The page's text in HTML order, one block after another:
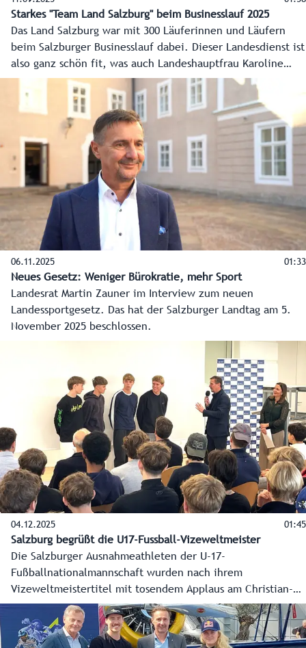
Starkes "Team Land Salzburg" beim Businesslauf 2025
Das Land Salzburg war mit 300 Läuferinnen und Läufern
beim Salzburger Businesslauf dabei. Dieser Landesdienst ist
also ganz schön fit, was auch Landeshauptfrau Karoline
Edtstadler, Landesrat Martin Zauner und Personalleiter Karl
Premißl unterstreichen.
06.11.2025 01:33
Neues Gesetz: Weniger Bürokratie, mehr Sport
Landesrat Martin Zauner im Interview zum neuen
Landessportgesetz. Das hat der Salzburger Landtag am 5.
November 2025 beschlossen.
04.12.2025 01:45
Salzburg begrüßt die U17-Fussball-Vizeweltmeister
Die Salzburger Ausnahmeathleten der U-17-
Fußballnationalmannschaft wurden nach ihrem
Vizeweltmeistertitel mit tosendem Applaus am Christian-
Doppler-Gymnasium in der Stadt Salzburg empfangen.
Sport-Landesrat Martin Zauner gratulierte den vier
heimischen Ausnahmekickern Rafael Feldinger, Florian